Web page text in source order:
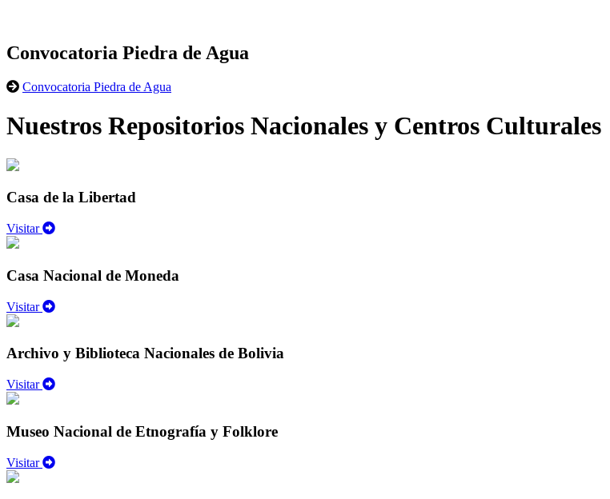
Convocatoria Piedra de Agua
Convocatoria Piedra de Agua
Nuestros Repositorios Nacionales y Centros Culturales
Casa de la Libertad
Visitar
Casa Nacional de Moneda
Visitar
Archivo y Biblioteca Nacionales de Bolivia
Visitar
Museo Nacional de Etnografía y Folklore
Visitar